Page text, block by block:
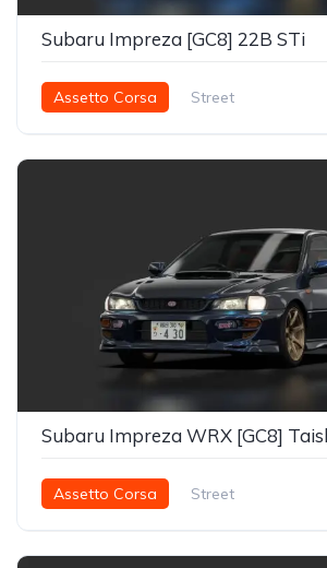
Subaru Impreza [GC8] 22B STi
Assetto Corsa Street
Subaru Impreza WRX [GC8]
Assetto Corsa Street